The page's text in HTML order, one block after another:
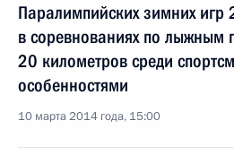
Паралимпийских зимних игр
в соревнованиях по лыжным
20 километров среди
особенностями
10 марта 2014 года, 15:00